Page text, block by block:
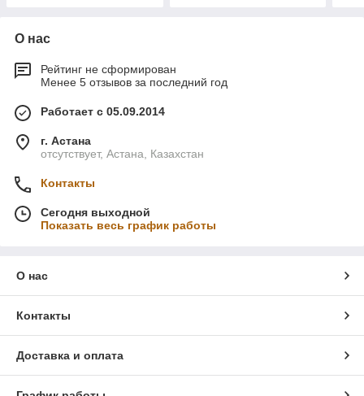
О нас
Рейтинг не сформирован
Менее 5 отзывов за последний год
Работает с 05.09.2014
г. Астана
отсутствует, Астана, Казахстан
Контакты
Сегодня выходной
Показать весь график работы
О нас
Контакты
Доставка и оплата